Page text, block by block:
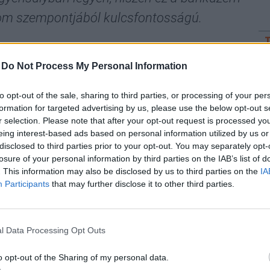
Do Not Process My Personal Information
opt-out of the sale, sharing to third parties, or processing of your
for targeted advertising by us, please use the below opt-out
selection. Please note that after your opt-out request is processed
interest-based ads based on personal information utilized by us
to third parties prior to your opt-out. You may separately
of your personal information by third parties on the IAB’s list of
This information may also be disclosed by us to third parties on the
Participants that may further disclose it to other third parties.
Data Processing Opt Outs
opt-out of the Sharing of my personal data.
szempontjából kulcsfontosságú.
a kép. Mindig azt mondjuk, hogy minél
Az elmúlt években nagyon állampapír-
is. Bár ennek volt pozitív hatása a
a nemzetközi pénz- és tőkepiac fejlődése. Míg
lejáratú opciókkal kereskedik, nálunk
és ha nagy kockázatot akarunk vállalni, esetleg
Ezen már túl lehetne lépni. Érdemes lehet
is diverzifikálni kell.
kontinens összefogásával oltják a pusztító
a főváros vízellátását – Kiderült, mi védi meg